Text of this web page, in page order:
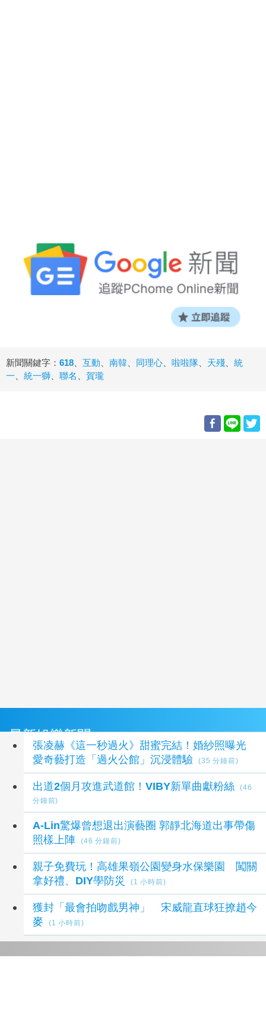
新聞關鍵字： 618 互動 南韓 同理心 啦啦隊 天殘
統
一
統一獅 聯名 賀瓏
最新娛樂新聞
張凌赫《這一秒過火》甜蜜完結！婚紗照曝光
愛奇藝打造「過火公館」沉浸體驗
(35 分鐘前)
出道2個月攻進武道館！VIBY新單曲獻粉絲
(46
分鐘前)
A-Lin驚爆曾想退出演藝圈 郭靜北海道出事帶傷
照樣上陣
(46 分鐘前)
親子免費玩！高雄果嶺公園變身水保樂園 闖關
拿好禮、DIY學防災
(1 小時前)
獲封「最會拍吻戲男神」 宋威龍直球狂撩趙今
麥
(1 小時前)